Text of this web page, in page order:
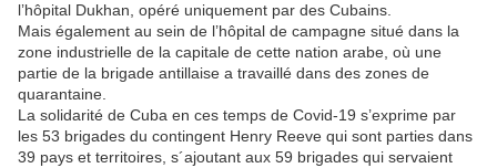
l’hôpital Dukhan, opéré uniquement par des Cubains.
Mais également au sein de l’hôpital de campagne situé dans la
zone industrielle de la capitale de cette nation arabe, où une
partie de la brigade antillaise a travaillé dans des zones de
quarantaine.
La solidarité de Cuba en ces temps de Covid-19 s’exprime par
les 53 brigades du contingent Henry Reeve qui sont parties dans
39 pays et territoires, s´ajoutant aux 59 brigades qui servaient